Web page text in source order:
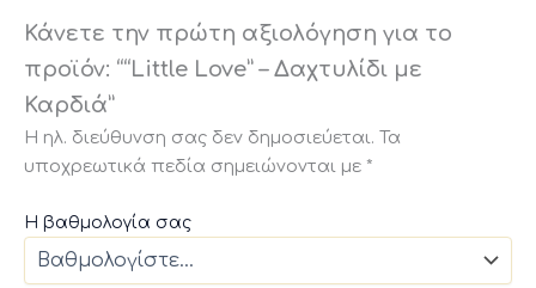
Κάνετε την πρώτη αξιολόγηση για το
προϊόν: ““Little Love” – Δαχτυλίδι με
Καρδιά”
Η ηλ. διεύθυνση σας δεν δημοσιεύεται. Τα
υποχρεωτικά πεδία σημειώνονται με *
Η βαθμολογία σας